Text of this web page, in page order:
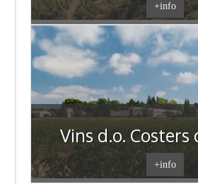
+info
Vins d.o. Costers
+info